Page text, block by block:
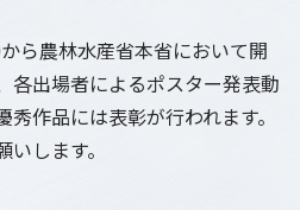
ら農林水産省本省において開
各出場者によるポスター発表動
作品には表彰が行われます。
します。